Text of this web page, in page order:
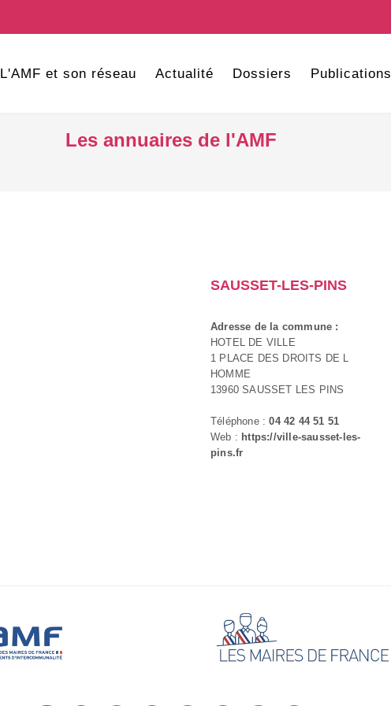
L'AMF et son réseau Actualité Dossiers Publications
Les annuaires de l'AMF
SAUSSET-LES-PINS
Adresse de la commune :
HOTEL DE VILLE
1 PLACE DES DROITS DE L
HOMME
13960 SAUSSET LES PINS
Téléphone :04 42 44 51 51
Web : https://ville-sausset-les-
pins.fr